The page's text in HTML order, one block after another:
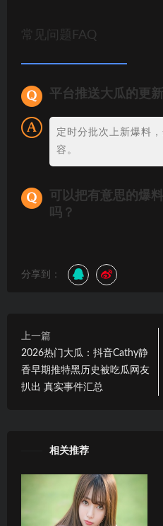
常见问题FAQ
平台推送大瓜的更
定时分批次上新爆料
容。
可以把有意思的爆
吗？
分享到：
上一篇
2026热门大瓜：抖音Cathy静
香早期推特黑历史被吃瓜网友
扒出 真实事件汇总
相关推荐